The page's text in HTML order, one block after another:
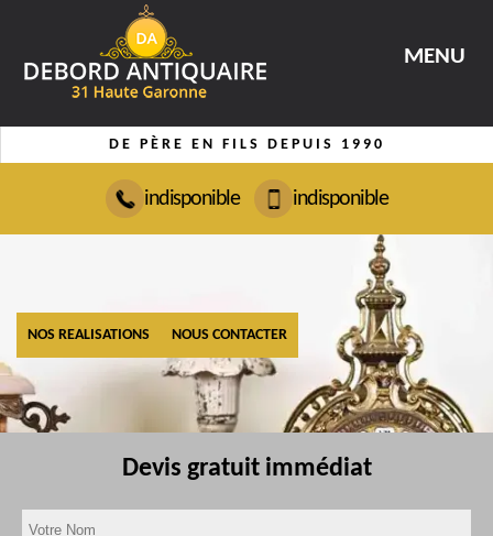
MENU
DE PÈRE EN FILS DEPUIS 1990
indisponible indisponible
NOS REALISATIONS NOUS CONTACTER
Devis gratuit immédiat